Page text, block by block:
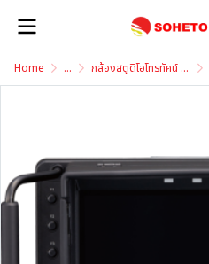
Home ... กล้องสตูดิโอโทรทัศน์ Studio Camera